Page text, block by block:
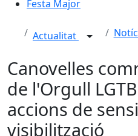
Festa Major
Actualitat
Canovelles
de l'Orgull
accions de
visibilització